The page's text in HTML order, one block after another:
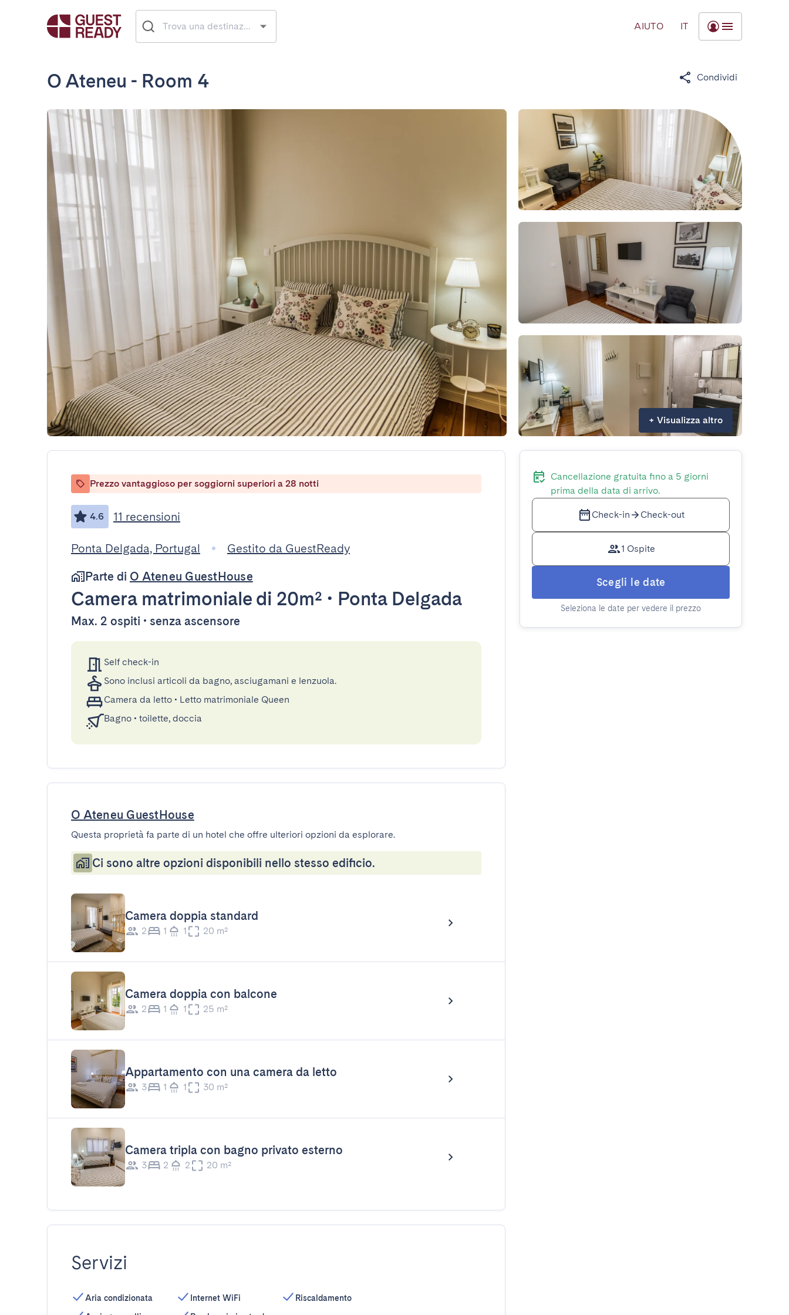
AIUTO IT
O Ateneu - Room 4 Condividi
+ Visualizza altro
Prezzo vantaggioso per soggiorni superiori a 28 notti
4.6 11 recensioni
Ponta Delgada, Portugal
Gestito da GuestReady
Parte di O Ateneu GuestHouse
Camera matrimoniale di 20m² • Ponta Delgada
Max. 2 ospiti • senza ascensore
Self check-in
Sono inclusi articoli da bagno, asciugamani e lenzuola.
Camera da letto • Letto matrimoniale Queen
Bagno • toilette, doccia
O Ateneu GuestHouse
Questa proprietà fa parte di un hotel che offre ulteriori opzioni da esplorare.
Ci sono altre opzioni disponibili nello stesso edificio.
Camera doppia standard
2 1 1 20 m²
Camera doppia con balcone
2 1 1 25 m²
Appartamento con una camera da letto
3 1 1 30 m²
Camera tripla con bagno privato esterno
3 2 2 20 m²
Servizi
Aria condizionata
Internet WiFi
Riscaldamento
Cancellazione gratuita fino a 5 giorni
prima della data di arrivo.
Check-in Check-out
1 Ospite
Scegli le date
Seleziona le date per vedere il prezzo